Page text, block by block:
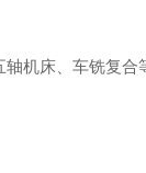
机床、车铣复合